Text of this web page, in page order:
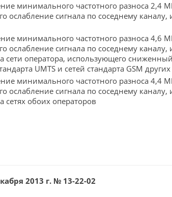
минимального частотного разноса
ослабление сигнала по соседнему
минимального частотного разноса
ослабление сигнала по соседнему
сети оператора, использующего
UMTS и сетей стандарта GSM
минимального частотного разноса
ослабление сигнала по соседнему
сетях обоих операторов
2013 г. № 13-22-02